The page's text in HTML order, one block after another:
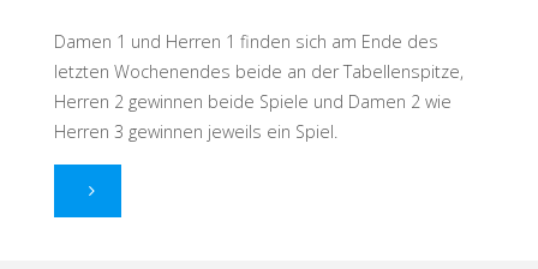
Damen 1 und Herren 1 finden sich am Ende des
letzten Wochenendes beide an der Tabellenspitze,
Herren 2 gewinnen beide Spiele und Damen 2 wie
Herren 3 gewinnen jeweils ein Spiel.
"Doppelte